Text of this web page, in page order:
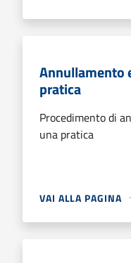
Annullamento
pratica
Procedimento di
una pratica
VAI ALLA PAGINA